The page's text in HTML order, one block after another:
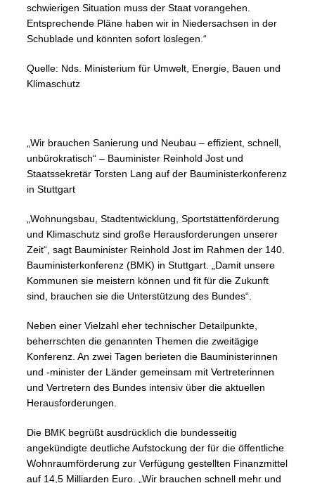
schwierigen Situation muss der Staat vorangehen.
Entsprechende Pläne haben wir in Niedersachsen in der
Schublade und könnten sofort loslegen.“
Quelle: Nds. Ministerium für Umwelt, Energie, Bauen und
Klimaschutz
„Wir brauchen Sanierung und Neubau – effizient, schnell,
unbürokratisch“ – Bauminister Reinhold Jost und
Staatssekretär Torsten Lang auf der Bauministerkonferenz
in Stuttgart
„Wohnungsbau, Stadtentwicklung, Sportstättenförderung
und Klimaschutz sind große Herausforderungen unserer
Zeit“, sagt Bauminister Reinhold Jost im Rahmen der 140.
Bauministerkonferenz (BMK) in Stuttgart. „Damit unsere
Kommunen sie meistern können und fit für die Zukunft
sind, brauchen sie die Unterstützung des Bundes“.
Neben einer Vielzahl eher technischer Detailpunkte,
beherrschten die genannten Themen die zweitägige
Konferenz. An zwei Tagen berieten die Bauministerinnen
und -minister der Länder gemeinsam mit Vertreterinnen
und Vertretern des Bundes intensiv über die aktuellen
Herausforderungen.
Die BMK begrüßt ausdrücklich die bundesseitig
angekündigte deutliche Aufstockung der für die öffentliche
Wohnraumförderung zur Verfügung gestellten Finanzmittel
auf 14,5 Milliarden Euro. „Wir brauchen schnell mehr und